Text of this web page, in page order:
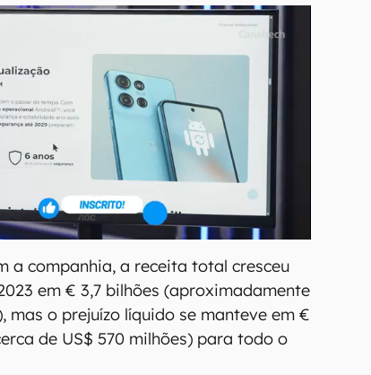
a companhia, a receita total cresceu
em € 3,7 bilhões (aproximadamente
mas o prejuízo líquido se manteve em €
de US$ 570 milhões) para todo o